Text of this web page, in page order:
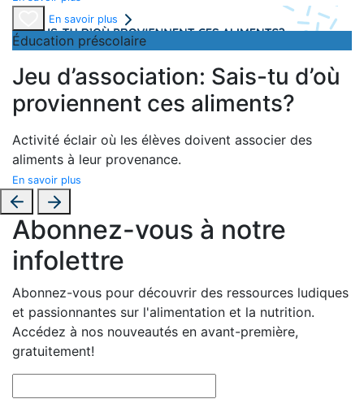
En savoir plus
Éducation préscolaire
Jeu d’association: Sais-tu d’où
proviennent ces aliments?
Activité éclair où les élèves doivent associer des
aliments à leur provenance.
En savoir plus
Abonnez-vous à notre
infolettre
Abonnez-vous pour découvrir des ressources ludiques
et passionnantes sur l'alimentation et la nutrition.
Accédez à nos nouveautés en avant-première,
gratuitement!